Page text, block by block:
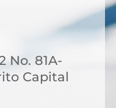
No. 81A-
Capital